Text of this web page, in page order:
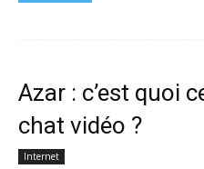
Azar : c’est quoi
chat vidéo ?
Internet